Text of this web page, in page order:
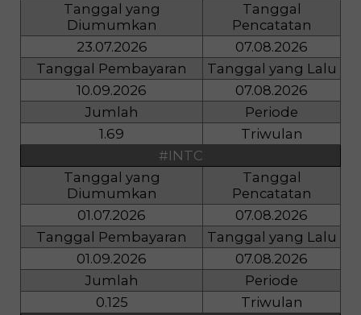
Tanggal yang
Diumumkan
Tanggal
Pencatatan
23.07.2026
07.08.2026
Tanggal Pembayaran
Tanggal yang Lalu
10.09.2026
07.08.2026
Jumlah
Periode
1.69
Triwulan
#INTC
Tanggal yang
Diumumkan
Tanggal
Pencatatan
01.07.2026
07.08.2026
Tanggal Pembayaran
Tanggal yang Lalu
01.09.2026
07.08.2026
Jumlah
Periode
0.125
Triwulan